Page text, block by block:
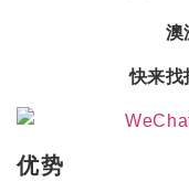
澳
快来找
优势